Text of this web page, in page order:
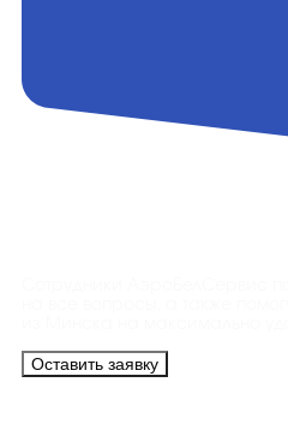
Оставить заявку